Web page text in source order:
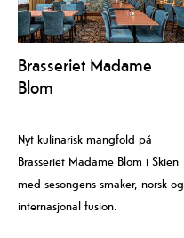
Brasseriet Madame
Blom
Nyt kulinarisk mangfold på
Brasseriet Madame Blom i Skien
med sesongens smaker, norsk og
internasjonal fusion.